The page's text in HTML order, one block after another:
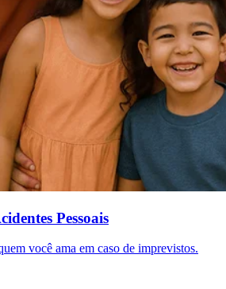
Pessoais
você ama em caso de imprevistos.